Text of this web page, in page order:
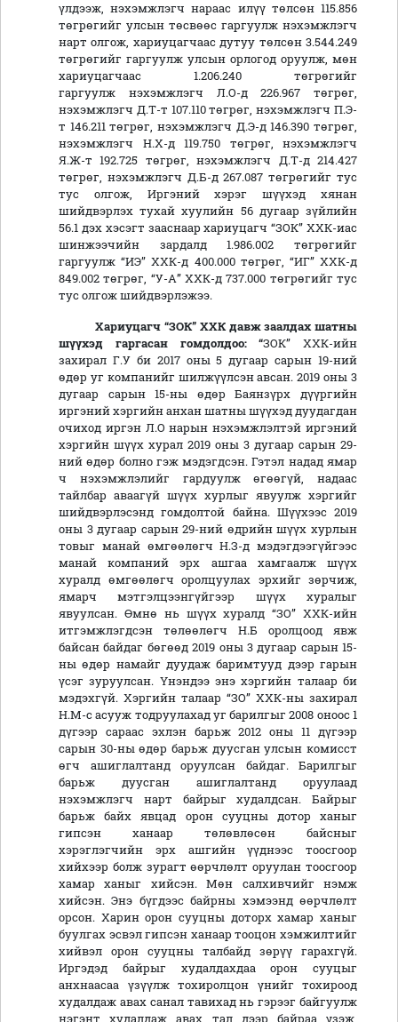
үлдээж, нэхэмжлэгч нараас илүү төлсөн 115.856
төгрөгийг улсын төсвөөс гаргуулж нэхэмжлэгч
нарт олгож, хариуцагчаас дутуу төлсөн 3.544.249
төгрөгийг гаргуулж улсын орлогод оруулж, мөн
хариуцагчаас 1.206.240 төгрөгийг
гаргуулж нэхэмжлэгч Л.О-д 226.967 төгрөг,
нэхэмжлэгч Д.Т-т 107.110 төгрөг, нэхэмжлэгч П.Э-
т 146.211 төгрөг, нэхэмжлэгч Д.Э-д 146.390 төгрөг,
нэхэмжлэгч Н.Х-д 119.750 төгрөг, нэхэмжлэгч
Я.Ж-т 192.725 төгрөг, нэхэмжлэгч Д.Т-д 214.427
төгрөг, нэхэмжлэгч Д.Б-д 267.087 төгрөгийг тус
тус олгож, Иргэний хэрэг шүүхэд хянан
шийдвэрлэх тухай хуулийн 56 дугаар зүйлийн
56.1 дэх хэсэгт зааснаар хариуцагч “ЗОК” ХХК-иас
шинжээчийн зардалд 1.986.002 төгрөгийг
гаргуулж “ИЭ” ХХК-д 400.000 төгрөг, “ИГ” ХХК-д
849.002 төгрөг, “У-А” ХХК-д 737.000 төгрөгийг тус
тус олгож шийдвэрлэжээ.
Хариуцагч “ЗОК” ХХК давж заалдах шатны
шүүхэд гаргасан гомдолдоо: “ЗОК” ХХК-ийн
захирал Г.У би 2017 оны 5 дугаар сарын 19-ний
өдөр уг компанийг шилжүүлсэн авсан. 2019 оны 3
дугаар сарын 15-ны өдөр Баянзүрх дүүргийн
иргэний хэргийн анхан шатны шүүхэд дуудагдан
очиход иргэн Л.О нарын нэхэмжлэлтэй иргэний
хэргийн шүүх хурал 2019 оны 3 дугаар сарын 29-
ний өдөр болно гэж мэдэгдсэн. Гэтэл надад ямар
ч нэхэмжлэлийг гардуулж өгөөгүй, надаас
тайлбар аваагүй шүүх хурлыг явуулж хэргийг
шийдвэрлэсэнд гомдолтой байна. Шүүхээс 2019
оны 3 дугаар сарын 29-ний өдрийн шүүх хурлын
товыг манай өмгөөлөгч Н.З-д мэдэгдээгүйгээс
манай компаний эрх ашгаа хамгаалж шүүх
хуралд өмгөөлөгч оролцуулах эрхийг зөрчиж,
ямарч мэтгэлцээнгүйгээр шүүх хуралыг
явуулсан. Өмнө нь шүүх хуралд “ЗО” ХХК-ийн
итгэмжлэгдсэн төлөөлөгч Н.Б оролцоод явж
байсан байдаг бөгөөд 2019 оны 3 дугаар сарын 15-
ны өдөр намайг дуудаж баримтууд дээр гарын
үсэг зуруулсан. Үнэндээ энэ хэргийн талаар би
мэдэхгүй. Хэргийн талаар “ЗО” ХХК-ны захирал
Н.М-с асууж тодруулахад уг барилгыг 2008 оноос 1
дүгээр сараас эхлэн барьж 2012 оны 11 дүгээр
сарын 30-ны өдөр барьж дуусган улсын комисст
өгч ашиглалтанд оруулсан байдаг. Барилгыг
барьж дуусган ашиглалтанд оруулаад
нэхэмжлэгч нарт байрыг худалдсан. Байрыг
барьж байх явцад орон сууцны дотор ханыг
гипсэн ханаар төлөвлөсөн байсныг
хэрэглэгчийн эрх ашгийн үүднээс тоосгоор
хийхээр болж зурагт өөрчлөлт оруулан тоосгоор
хамар ханыг хийсэн. Мөн салхивчийг нэмж
хийсэн. Энэ бүгдээс байрны хэмээнд өөрчлөлт
орсон. Харин орон сууцны доторх хамар ханыг
буулгах эсвэл гипсэн ханаар тооцон хэмжилтийг
хийвэл орон сууцны талбайд зөрүү гарахгүй.
Иргэдэд байрыг худалдахдаа орон сууцыг
анхнаасаа үзүүлж тохиролцон үнийг тохироод
худалдаж авах санал тавихад нь гэрээг байгуулж
нэгэнт худалдаж авах тал дээр байраа үзэж,